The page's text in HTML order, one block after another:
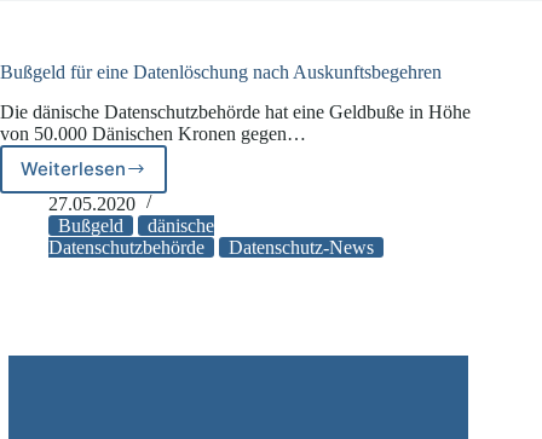
Bußgeld für eine Datenlöschung nach Auskunftsbegehren
Die dänische Datenschutzbehörde hat eine Geldbuße in Höhe
von 50.000 Dänischen Kronen gegen…
Weiterlesen
Bußgeld
für
eine
Datenlöschung
27.05.2020
Bußgeld
dänische
Datenschutzbehörde
Datenschutz-News